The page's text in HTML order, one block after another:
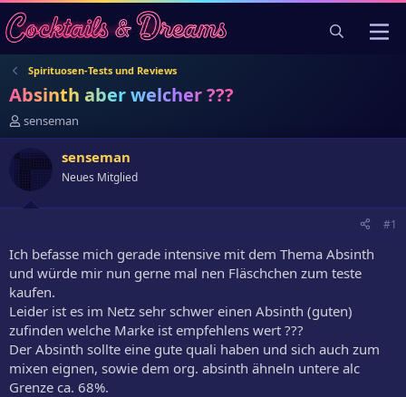
Spirituosen-Tests und Reviews
Absinth aber welcher ???
E
r
s
t
e
r
senseman
senseman
Neues Mitglied
#1
Ich befasse mich gerade intensive mit dem Thema Absinth
und würde mir nun gerne mal nen Fläschchen zum teste
kaufen.
Leider ist es im Netz sehr schwer einen Absinth (guten)
zufinden welche Marke ist empfehlens wert ???
Der Absinth sollte eine gute quali haben und sich auch zum
mixen eignen, sowie dem org. absinth ähneln untere alc
Grenze ca. 68%.